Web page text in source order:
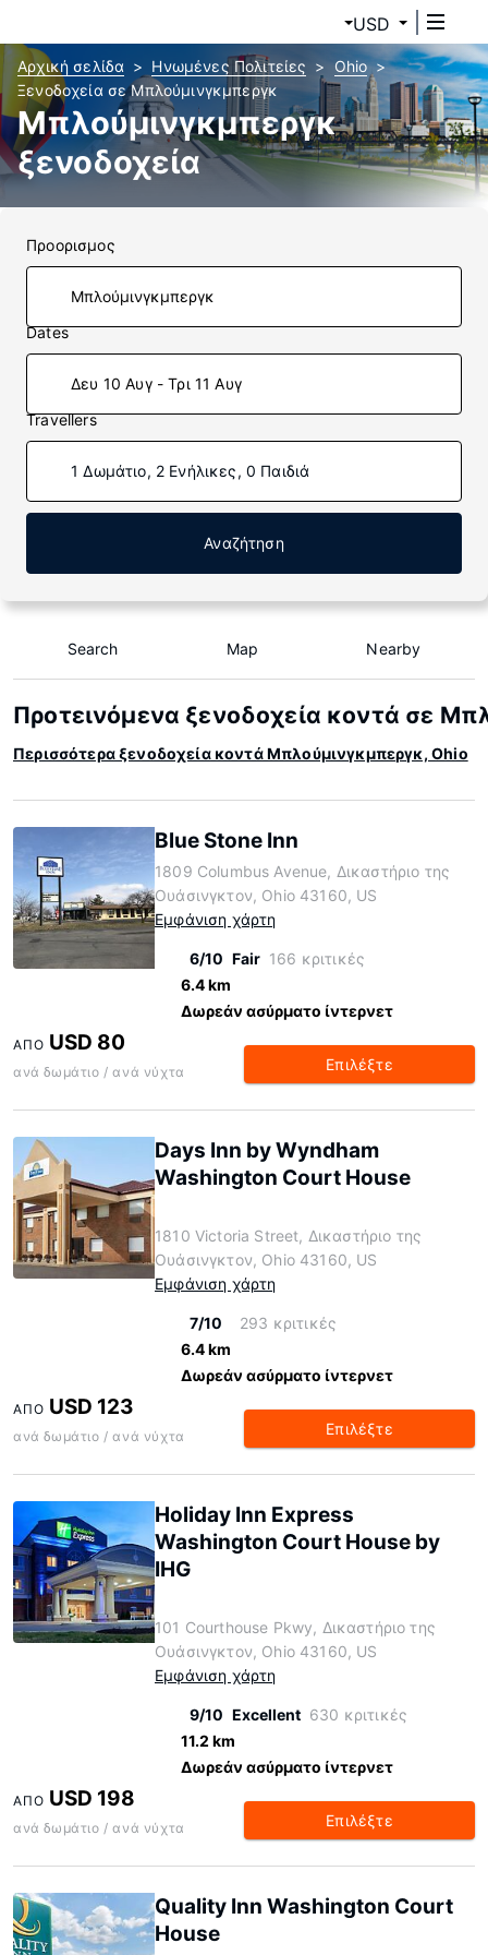
USD
Αρχική σελίδα Ηνωμένες Πολιτείες
Ohio
Ξενοδοχεία σε Μπλούμινγκμπεργκ
Μπλούμινγκμπεργκ
ξενοδοχεία
Προορισμος
Dates
Δευ 10 Αυγ - Τρι 11 Αυγ
Travellers
1 Δωμάτιο, 2 Ενήλικες, 0 Παιδιά
Αναζήτηση
Search Map Nearby
Προτεινόμενα ξενοδοχεία κοντά σε
Περισσότερα ξενοδοχεία κοντά Μπλούμινγκμπεργκ, Ohio
Blue Stone Inn
1809 Columbus Avenue, Δικαστήριο της
Ουάσινγκτον, Ohio 43160, US
Εμφάνιση χάρτη
6/10 Fair 166 κριτικές
6.4 km
Δωρεάν ασύρματο ίντερνετ
ΑΠΌ USD 80
ανά δωμάτιο / ανά νύχτα Επιλέξτε
Days Inn by Wyndham
Washington Court House
1810 Victoria Street, Δικαστήριο της
Ουάσινγκτον, Ohio 43160, US
Εμφάνιση χάρτη
7/10
293 κριτικές
6.4 km
Δωρεάν ασύρματο ίντερνετ
ΑΠΌ USD 123
ανά δωμάτιο / ανά νύχτα Επιλέξτε
Holiday Inn Express
Washington Court House by
IHG
101 Courthouse Pkwy, Δικαστήριο της
Ουάσινγκτον, Ohio 43160, US
Εμφάνιση χάρτη
9/10 Excellent 630 κριτικές
11.2 km
Δωρεάν ασύρματο ίντερνετ
ΑΠΌ USD 198
ανά δωμάτιο / ανά νύχτα Επιλέξτε
Quality Inn Washington Court
House